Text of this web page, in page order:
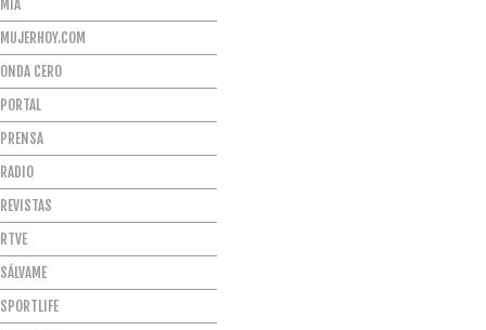
MÍA
MUJERHOY.COM
ONDA CERO
PORTAL
PRENSA
RADIO
REVISTAS
RTVE
SÁLVAME
SPORTLIFE